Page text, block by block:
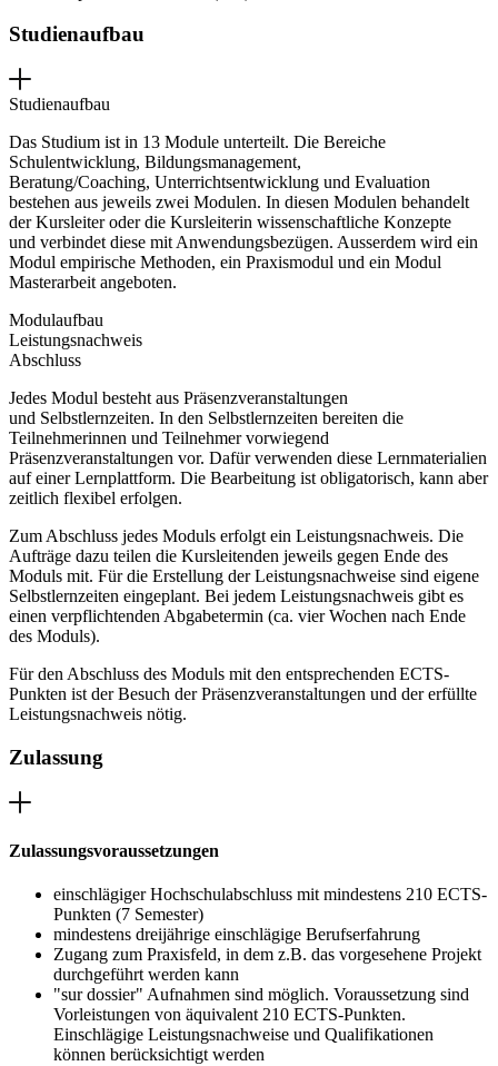
Studienaufbau
Studienaufbau
Das Studium ist in 13 Module unterteilt. Die Bereiche
Schulentwicklung, Bildungsmanagement,
Beratung/Coaching, Unterrichtsentwicklung und Evaluation
bestehen aus jeweils zwei Modulen. In diesen Modulen behandelt
der Kursleiter oder die Kursleiterin wissenschaftliche Konzepte
und verbindet diese mit Anwendungsbezügen. Ausserdem wird ein
Modul empirische Methoden, ein Praxismodul und ein Modul
Masterarbeit angeboten.
Modulaufbau
Leistungsnachweis
Abschluss
Jedes Modul besteht aus Präsenzveranstaltungen
und Selbstlernzeiten. In den Selbstlernzeiten bereiten die
Teilnehmerinnen und Teilnehmer vorwiegend
Präsenzveranstaltungen vor. Dafür verwenden diese Lernmaterialien
auf einer Lernplattform. Die Bearbeitung ist obligatorisch, kann aber
zeitlich flexibel erfolgen.
Zum Abschluss jedes Moduls erfolgt ein Leistungsnachweis. Die
Aufträge dazu teilen die Kursleitenden jeweils gegen Ende des
Moduls mit. Für die Erstellung der Leistungsnachweise sind eigene
Selbstlernzeiten eingeplant. Bei jedem Leistungsnachweis gibt es
einen verpflichtenden Abgabetermin (ca. vier Wochen nach Ende
des Moduls).
Für den Abschluss des Moduls mit den entsprechenden ECTS-
Punkten ist der Besuch der Präsenzveranstaltungen und der erfüllte
Leistungsnachweis nötig.
Zulassung
Zulassungsvoraussetzungen
einschlägigerHochschulabschluss mit mindestens 210 ECTS-
Punkten (7 Semester)
mindestens dreijährige einschlägige Berufserfahrung
Zugang zum Praxisfeld, in dem z.B. das vorgesehene Projekt
durchgeführt werden kann
"surdossier" Aufnahmen sind möglich. Voraussetzung sind
Vorleistungen von äquivalent 210 ECTS-Punkten.
Einschlägige Leistungsnachweise und Qualifikationen
können berücksichtigt werden